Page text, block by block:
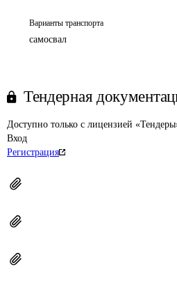
Варианты транспорта
самосвал
Тендерная
Доступно только с лицензией
Вход
Регистрация